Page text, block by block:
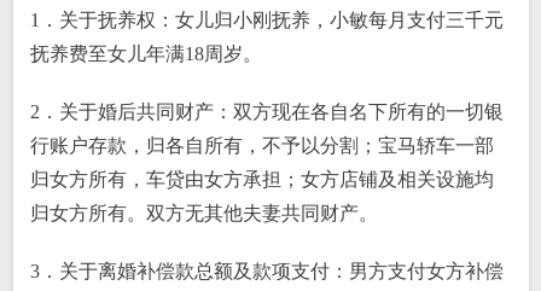
1．关于抚养权：女儿归小刚抚养，小敏每月支付三千元
抚养费至女儿年满18周岁。
2．关于婚后共同财产：双方现在各自名下所有的一切银
行账户存款，归各自所有，不予以分割；宝马轿车一部
归女方所有，车贷由女方承担；女方店铺及相关设施均
归女方所有。双方无其他夫妻共同财产。
3．关于离婚补偿款总额及款项支付：男方支付女方补偿